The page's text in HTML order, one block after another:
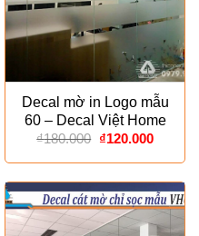
Decal mờ in Logo mẫu
60 – Decal Việt Home
₫180.000 Giá
là:
₫180.000.
₫120.000Giá
tại
là: